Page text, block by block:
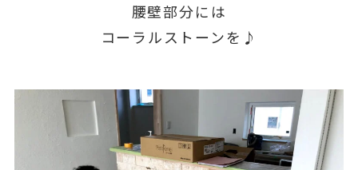
腰壁部分には
コーラルストーンを♪